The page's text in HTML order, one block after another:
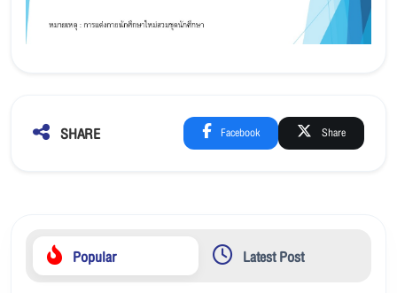
SHARE Facebook Share
Popular Latest Post